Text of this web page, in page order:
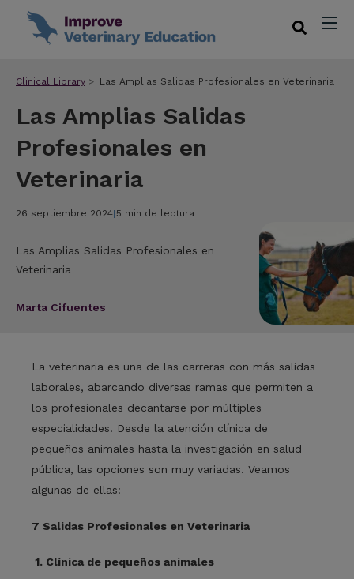
Clinical Library Las Amplias Salidas Profesionales en Veterinaria
Las Amplias Salidas
Profesionales en
Veterinaria
26 septiembre 2024|5 min de lectura
Las Amplias Salidas Profesionales en
Veterinaria
Marta Cifuentes
La veterinaria es una de las carreras con más salidas
laborales, abarcando diversas ramas que permiten a
los profesionales decantarse por múltiples
especialidades. Desde la atención clínica de
pequeños animales hasta la investigación en salud
pública, las opciones son muy variadas. Veamos
algunas de ellas:
7 Salidas Profesionales en Veterinaria
1. Clínica de pequeños animales